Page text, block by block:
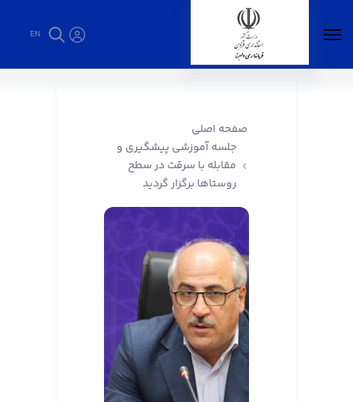
EN
صفحه اصلی
جلسه آموزشی پیشگیری و
مقابله با سرقت در سطح
روستاها برگزار گردید